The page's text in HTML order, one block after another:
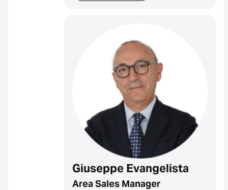
Giuseppe Evangelista
Area Sales Manager